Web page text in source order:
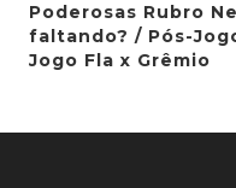
Poderosas Rubro
faltando? / Pós-
Jogo Fla x Grêmio